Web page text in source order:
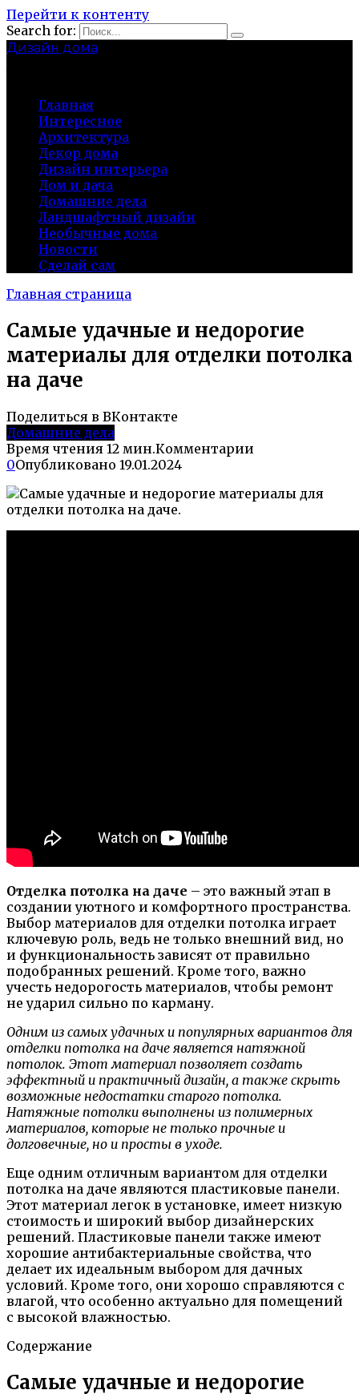
Перейти к контенту
Search for:
Дизайн дома
Главная
Интересное
Архитектура
Декор дома
Дизайн интерьера
Дом и дача
Домашние дела
Ландшафтный дизайн
Необычные дома
Новости
Сделай сам
Главная страница
Самые удачные и недорогие
материалы для отделки потолка
на даче
Поделиться в ВКонтакте
Домашние дела
Время чтения 12 мин.Комментарии
0Опубликовано 19.01.2024
Отделка потолка на даче – это важный этап в
создании уютного и комфортного пространства.
Выбор материалов для отделки потолка играет
ключевую роль, ведь не только внешний вид, но
и функциональность зависят от правильно
подобранных решений. Кроме того, важно
учесть недорогость материалов, чтобы ремонт
не ударил сильно по карману.
Одним из самых удачных и популярных вариантов для
отделки потолка на даче является натяжной
потолок. Этот материал позволяет создать
эффектный и практичный дизайн, а также скрыть
возможные недостатки старого потолка.
Натяжные потолки выполнены из полимерных
материалов, которые не только прочные и
долговечные, но и просты в уходе.
Еще одним отличным вариантом для отделки
потолка на даче являются пластиковые панели.
Этот материал легок в установке, имеет низкую
стоимость и широкий выбор дизайнерских
решений. Пластиковые панели также имеют
хорошие антибактериальные свойства, что
делает их идеальным выбором для дачных
условий. Кроме того, они хорошо справляются с
влагой, что особенно актуально для помещений
с высокой влажностью.
Содержание
Самые удачные и недорогие